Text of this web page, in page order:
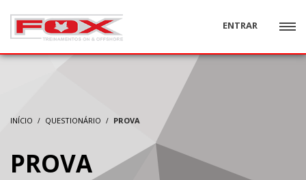
ENTRAR
INÍCIO QUESTIONÁRIO PROVA
PROVA